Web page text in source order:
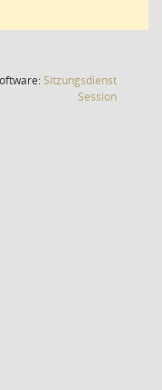
Sitzungsdienst
Session(Wird in